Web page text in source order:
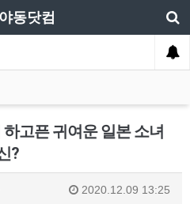
동닷컴
고픈 귀여운 일본 소녀
?
2020.12.09 13:25